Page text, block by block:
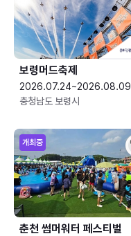
보령머드축제
2026.07.24~2026.08.09
충청남도 보령시
개최중
춘천 썸머워터 페스티벌